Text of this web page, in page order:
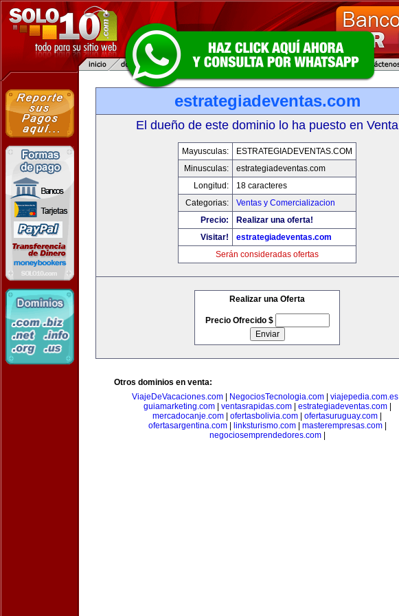
estrategiadeventas.com
El dueño de este dominio lo ha puesto en Venta
Mayusculas:
ESTRATEGIADEVENTAS.COM
Minusculas:
estrategiadeventas.com
Longitud:
18 caracteres
Categorias:
Ventas y Comercializacion
Precio:
Realizar una oferta!
Visitar!
estrategiadeventas.com
Serán consideradas ofertas
Realizar una Oferta
Precio Ofrecido $
Otros dominios en venta:
ViajeDeVacaciones.com
NegociosTecnologia.com viajepedia.com.es
guiamarketing.com| ventasrapidas.com| estrategiadeventas.com|
mercadocanje.com
ofertasbolivia.com ofertasuruguay.com
ofertasargentina.com| linksturismo.com| masterempresas.com|
negociosemprendedores.com|